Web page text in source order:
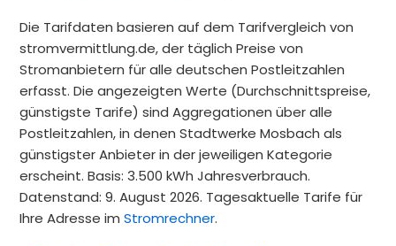
Die Tarifdaten basieren auf dem Tarifvergleich von
stromvermittlung.de, der täglich Preise von
Stromanbietern für alle deutschen Postleitzahlen
erfasst. Die angezeigten Werte (Durchschnittspreise,
günstigste Tarife) sind Aggregationen über alle
Postleitzahlen, in denen Stadtwerke Mosbach als
günstigster Anbieter in der jeweiligen Kategorie
erscheint. Basis: 3.500 kWh Jahresverbrauch.
Datenstand: 9. August 2026. Tagesaktuelle Tarife für
Ihre Adresse imStromrechner.